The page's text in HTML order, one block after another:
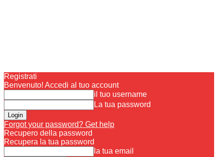
Registrati
Benvenuto! Accedi al tuo account
il tuo username
La tua password
Forgot your password? Get help
Recupero della password
Recupera la tua password
la tua email